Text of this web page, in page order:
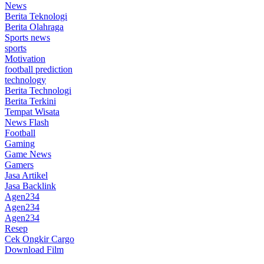
News
Berita Teknologi
Berita Olahraga
Sports news
sports
Motivation
football prediction
technology
Berita Technologi
Berita Terkini
Tempat Wisata
News Flash
Football
Gaming
Game News
Gamers
Jasa Artikel
Jasa Backlink
Agen234
Agen234
Agen234
Resep
Cek Ongkir Cargo
Download Film